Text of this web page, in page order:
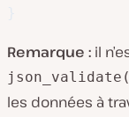
Remarque : il
les données à